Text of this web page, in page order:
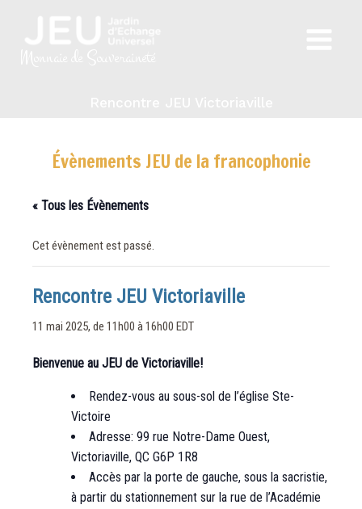
Évènements JEU de la francophonie
« Tous les Évènements
Cet évènement est passé.
Rencontre JEU Victoriaville
11 mai 2025, de 11h00 à16h00 EDT
Bienvenue au JEU de Victoriaville!
Rendez-vous au sous-sol de l’église Ste-
Victoire
Adresse: 99 rue Notre-Dame Ouest,
Victoriaville, QC G6P 1R8
Accès par la porte de gauche, sous la sacristie,
à partir du stationnement sur la rue de l’Académie